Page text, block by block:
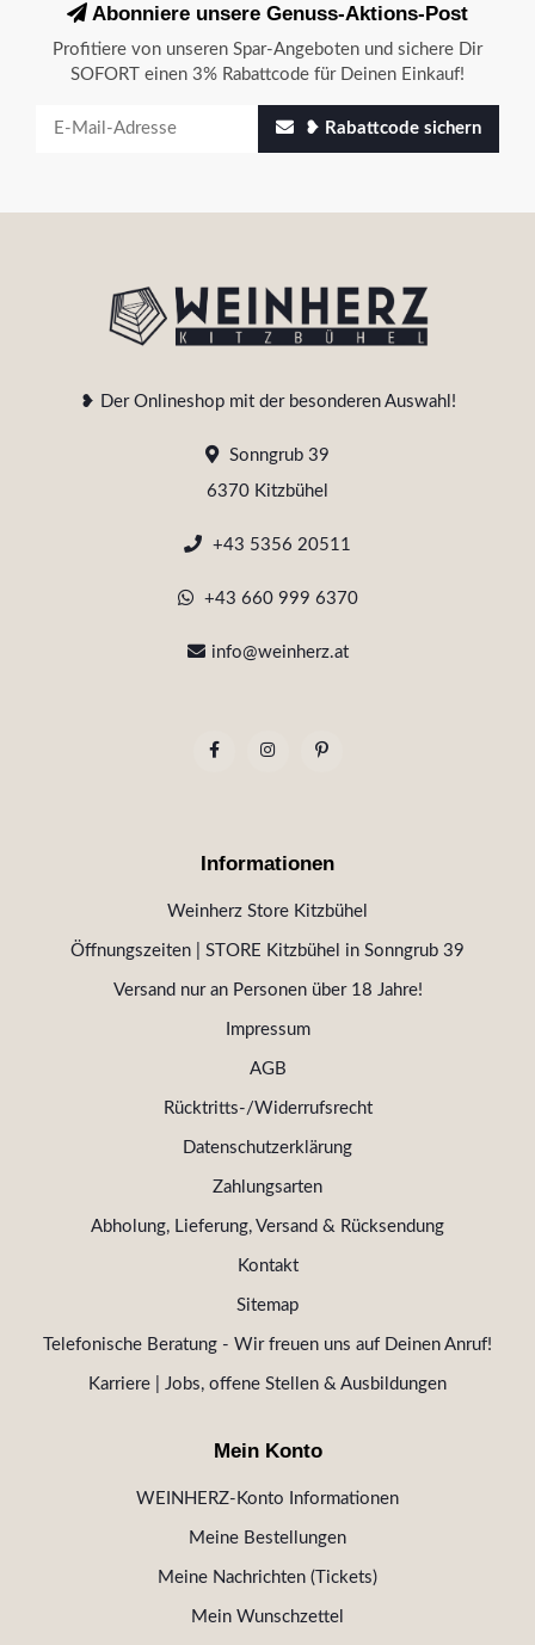
Abonniere unsere Genuss-Aktions-Post
Profitiere von unseren Spar-Angeboten und sichere Dir
SOFORT einen 3% Rabattcode für Deinen Einkauf!
❥ Rabattcode sichern
❥ Der Onlineshop mit der besonderen Auswahl!
Sonngrub 39
6370 Kitzbühel
+43 5356 20511
+43 660 999 6370
info@weinherz.at
Informationen
Weinherz Store Kitzbühel
Öffnungszeiten | STORE Kitzbühel in Sonngrub 39
Versand nur an Personen über 18 Jahre!
Impressum
AGB
Rücktritts-/Widerrufsrecht
Datenschutzerklärung
Zahlungsarten
Abholung, Lieferung, Versand & Rücksendung
Kontakt
Sitemap
Telefonische Beratung - Wir freuen uns auf Deinen Anruf!
Karriere | Jobs, offene Stellen & Ausbildungen
Mein Konto
WEINHERZ-Konto Informationen
Meine Bestellungen
Meine Nachrichten (Tickets)
Mein Wunschzettel